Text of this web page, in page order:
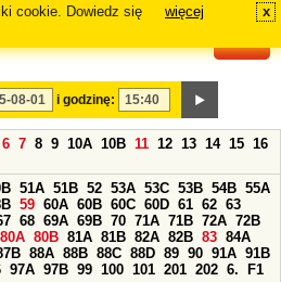
cookie. Dowiedz się
więcej x
i godzinę:
6 7 8 9 10A 10B 11 12 13 14 15 16
51A 51B 52 53A 53C 53B 54B 55A
59 60A 60B 60C 60D 61 62 63
68 69A 69B 70 71A 71B 72A 72B
80A 80B 81A 81B 82A 82B 83 84A
88A 88B 88C 88D 89 90 91A 91B
97A 97B 99 100 101 201 202 6.
F1